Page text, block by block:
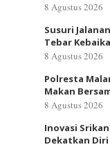
8 Agustus 2026
Susuri
Tebar
8 Agustus 2026
Polresta
Makan
8 Agustus 2026
Inovasi
Dekatkan